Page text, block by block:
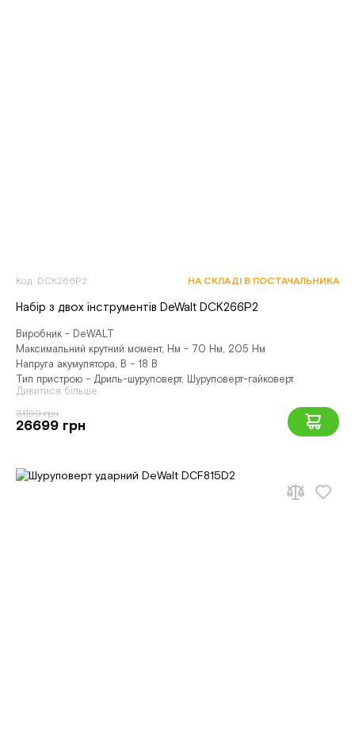
Код: DCK266P2 НА СКЛАДІ В ПОСТАЧАЛЬНИКА
Набір з двох інструментів DeWalt DCK266P2
Виробник - DeWALT
Максимальний крутний момент, Нм - 70 Нм, 205 Нм
Напруга акумулятора, В - 18 В
Тип пристрою - Дриль-шуруповерт, Шуруповерт-гайковерт
Дивитися більше
31199 грн
26699 грн